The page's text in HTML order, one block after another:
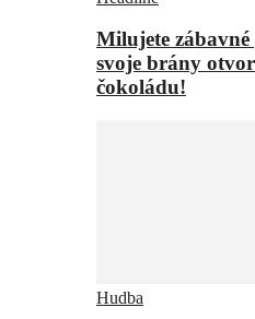
Milujete
svoje brány
čokoládu!
Hudba